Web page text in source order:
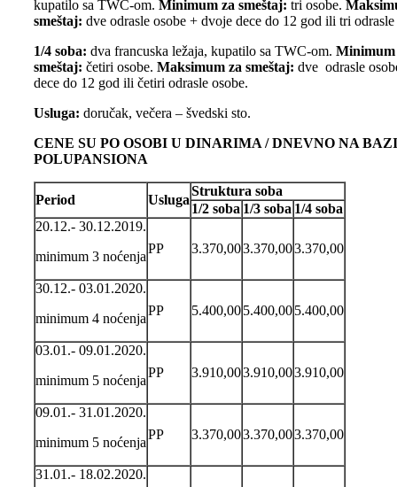
kupatilo sa TWC-om. Minimum za smeštaj: tri osobe.
smeštaj: dve odrasle osobe + dvoje dece do 12 god ili tri odrasle
1/4 soba: dva francuska ležaja, kupatilo sa TWC-om. Minimum
smeštaj: četiri osobe. Maksimum za smeštaj: dve odrasle
dece do 12 god ili četiri odrasle osobe.
Usluga: doručak, večera – švedski sto.
CENE SU PO OSOBI U DINARIMA / DNEVNO NA BAZI
POLUPANSIONA
Period Usluga
Struktura soba
1/2 soba 1/3 soba 1/4 soba
20.12.- 30.12.2019.
minimum 3 noćenja
PP 3.370,003.370,003.370,00
30.12.- 03.01.2020.
minimum 4 noćenja
PP 5.400,005.400,005.400,00
03.01.- 09.01.2020.
minimum 5 noćenja
PP 3.910,003.910,003.910,00
09.01.- 31.01.2020.
minimum 5 noćenja
PP 3.370,003.370,003.370,00
31.01.- 18.02.2020.